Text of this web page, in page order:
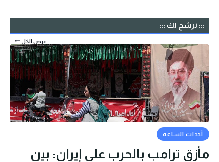
::: نرشح لك :::
عرض الكل
أحداث الساعه
مأزق ترامب بالحرب على إيران: بين